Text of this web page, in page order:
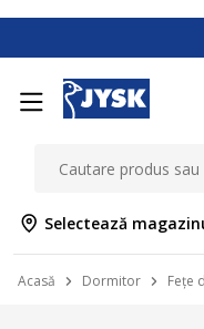
Selectează
Acasă Dormitor Fețe